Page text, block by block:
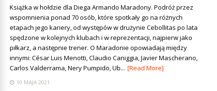
Książka w hołdzie dla Diega Armando Maradony. Podróż przez
wspomnienia ponad 70 osób, które spotkały go na różnych
etapach jego kariery, od występów w drużynie Cebollitas po lata
spędzone w kolejnych klubach i w reprezentacji, najpierw jako
piłkarz, a następnie trener. O Maradonie opowiadają między
innymi: César Luis Menotti, Claudio Caniggia, Javier Mascherano,
Carlos Valderrama, Nery Pumpido, Ub... [Read More]
10 MAJA 2021